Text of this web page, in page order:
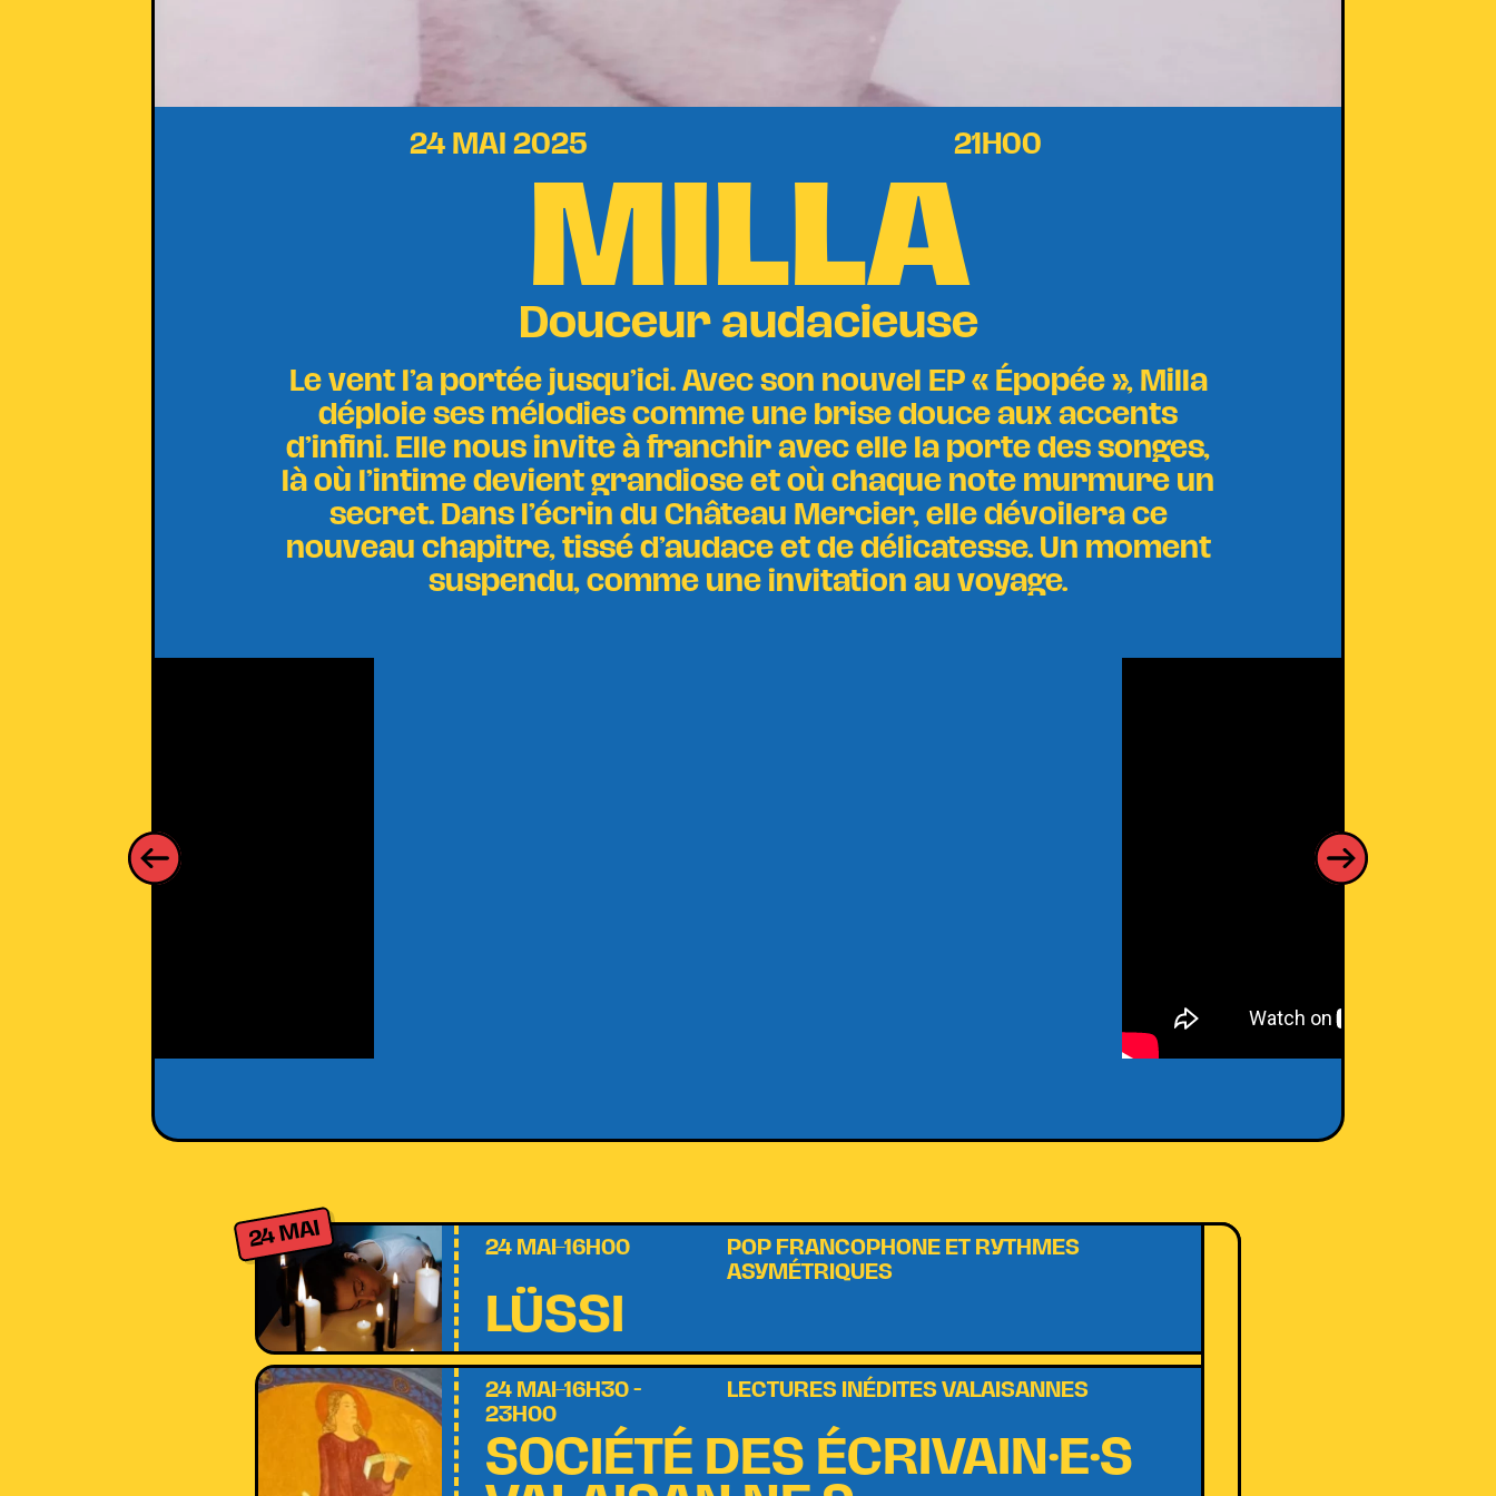
24 MAI 2025 21H00
MILLA
Douceur audacieuse
Le vent l’a portée jusqu’ici. Avec son nouvel EP « Épopée », Milla
déploie ses mélodies comme une brise douce aux accents
d’infini. Elle nous invite à franchir avec elle la porte des songes,
là où l’intime devient grandiose et où chaque note murmure un
secret. Dans l’écrin du Château Mercier, elle dévoilera ce
nouveau chapitre, tissé d’audace et de délicatesse. Un moment
suspendu, comme une invitation au voyage.
24 MAI 24 MAI–16H00 POP FRANCOPHONE ET RYTHMES
ASYMÉTRIQUES
LÜSSI
24 MAI–16H30 -
23H00
LECTURES INÉDITES VALAISANNES
SOCIÉTÉ DES ÉCRIVAIN·E·S